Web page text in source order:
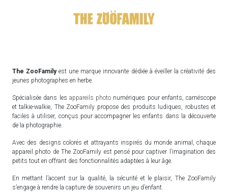
The ZooFamilyest une marque innovante dédiée à éveiller la créativité des
jeunes photographes en herbe.
Spécialisée dans les appareils photo numériques pour enfants, caméscope
et talkie-walkie, The ZooFamily propose des produits ludiques, robustes et
faciles à utiliser, conçus pour accompagner les enfants dans la découverte
de la photographie.
Avec des designs colorés et attrayants inspirés du monde animal, chaque
appareil photo de The ZooFamily est pensé pour captiver l’imagination des
petits tout en offrant des fonctionnalités adaptées à leur âge.
En mettant l’accent sur la qualité, la sécurité et le plaisir, The ZooFamily
s’engage à rendre la capture de souvenirs un jeu d’enfant.